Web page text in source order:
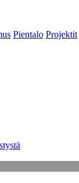
Pientalo Projektit